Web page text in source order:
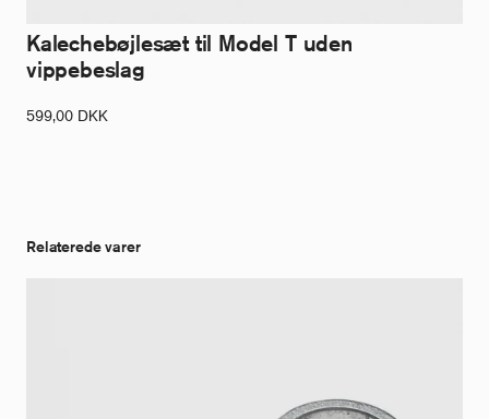
Kalechebøjlesæt til Model T uden
vippebeslag
599,00 DKK
Relaterede varer